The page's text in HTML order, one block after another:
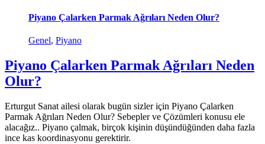
Piyano Çalarken Parmak Ağrıları Neden Olur?
Genel, Piyano
Piyano Çalarken Parmak Ağrıları Neden
Olur?
Erturgut Sanat ailesi olarak bugün sizler için Piyano Çalarken
Parmak Ağrıları Neden Olur? Sebepler ve Çözümleri konusu ele
alacağız.. Piyano çalmak, birçok kişinin düşündüğünden daha fazla
ince kas koordinasyonu gerektirir.